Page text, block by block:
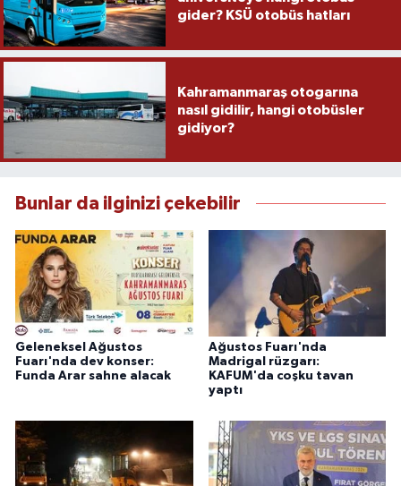
gider? KSÜ otobüs hatları
Kahramanmaraş otogarına
nasıl gidilir, hangi otobüsler
gidiyor?
Bunlar da ilginizi çekebilir
Geleneksel Ağustos
Fuarı'nda dev konser:
Funda Arar sahne alacak
Ağustos Fuarı'nda
Madrigal rüzgarı:
KAFUM'da coşku tavan
yaptı